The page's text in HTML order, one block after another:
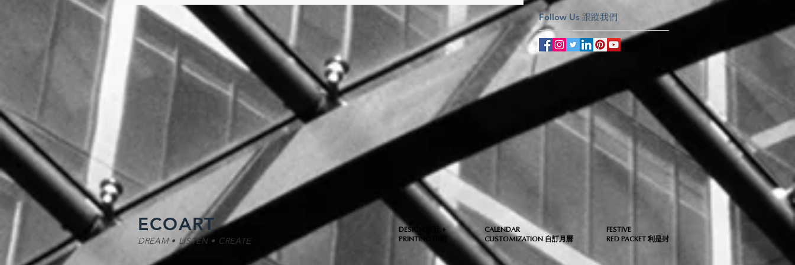
「『薯』來運到」年味滿滿 🧨
Follow Us 跟蹤我們
ECOART
DREAM • LISTEN • CREATE
DESIGN 設計 +
PRINTING 印刷
CALENDAR
CUSTOMIZATION 自訂月曆
FESTIVE
RED PACKET 利是封